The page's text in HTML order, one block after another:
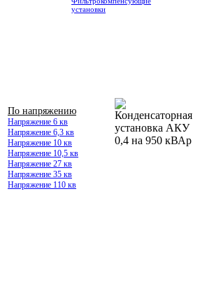
установки
По напряжению
Напряжение 6 кв
Напряжение 6,3 кв
Напряжение 10 кв
Напряжение 10,5 кв
Напряжение 27 кв
Напряжение 35 кв
Напряжение 110 кв